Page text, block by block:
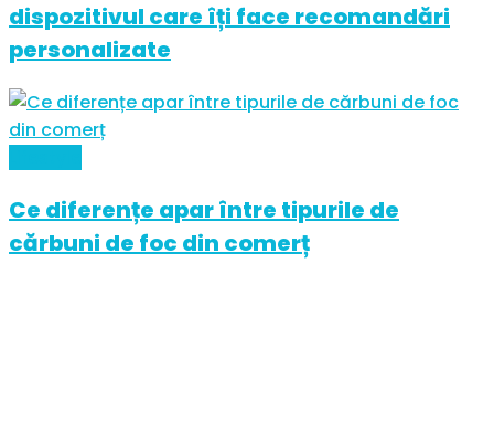
dispozitivul care îți face recomandări
personalizate
Ce diferențe apar între tipurile de
cărbuni de foc din comerț